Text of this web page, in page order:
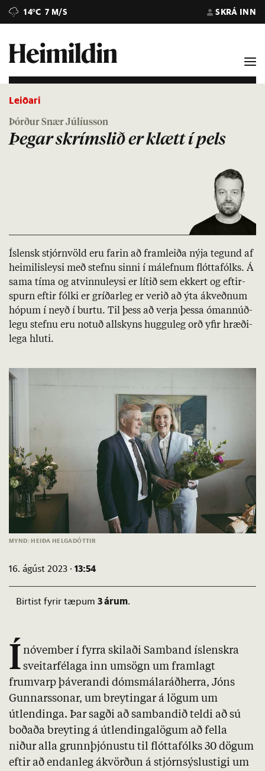
14°C 7 M/S SKRÁ INN
Leiðari
Þórður Snær Júlíusson
Þegar skrímslið er klætt í pels
Ís­lensk stjórn­völd eru far­in að fram­leiða nýja teg­und af
heim­il­is­leysi með stefnu sinni í mál­efn­um flótta­fólks. Á
sama tíma og at­vinnu­leysi er lít­ið sem ekk­ert og eft­ir­
spurn eft­ir fólki er gríð­ar­leg er ver­ið að ýta ákveðn­um
hóp­um í neyð í burtu. Til þess að verja þessa ómann­úð­
legu stefnu eru not­uð allskyns huggu­leg orð yf­ir hræði­
lega hluti.
MYND: HEIÐA HELGADÓTTIR
16. ágúst 2023 · 13:54
Birtist fyrir tæpum 3 árum.
Í nóvember í fyrra skilaði Samband íslenskra
sveitarfélaga inn umsögn um framlagt
frumvarp þáverandi dómsmálaráðherra, Jóns
Gunnarssonar, um breytingar á lögum um
útlendinga. Þar sagði að sambandið teldi að sú
boðaða breyting á útlend­inga­lögum að fella
niður alla grunn­þjón­ustu til flóttafólks 30 dögum
eftir að end­an­leg ákvörðun á stjórn­sýslu­stigi um